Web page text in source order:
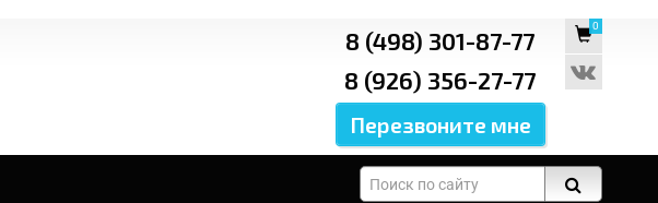
8 (498) 301-87-77
8 (926) 356-27-77
0